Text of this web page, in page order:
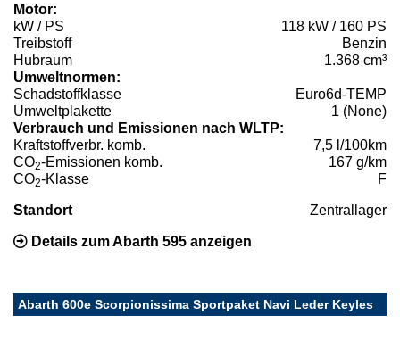
Motor:
kW / PS
118 kW / 160 PS
Treibstoff
Benzin
Hubraum
1.368 cm³
Umweltnormen:
Schadstoffklasse
Euro6d-TEMP
Umweltplakette
1 (None)
Verbrauch und Emissionen nach WLTP:
Kraftstoffverbr. komb.
7,5 l/100km
CO2-Emissionen komb.
167 g/km
CO2-Klasse F
Standort Zentrallager
Details zum Abarth 595 anzeigen
Abarth 600e Scorpionissima Sportpaket Navi Leder Keyles